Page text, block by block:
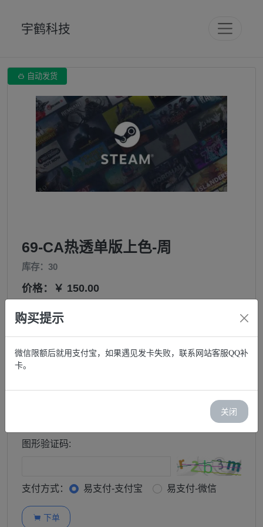
宇鹤科技
 自动发货
69-CA热透单版上色-周
库存：30
价格：￥ 150.00
邮箱:
购买:
图形验证码:
支付方式： 易支付-支付宝 易支付-微信
 下单
购买提示
微信限额后就用支付宝，如果遇见发卡失败，联系网站客服QQ补
卡。
关闭